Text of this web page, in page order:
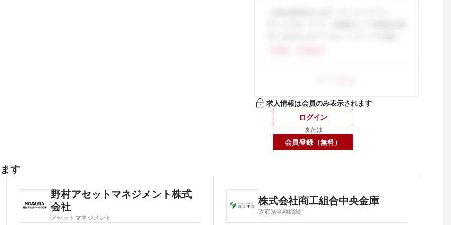
求人情報は会員のみ表示されます
ログイン
または
会員登録（無料）
す
野村アセットマネジメント株式
会社
アセットマネジメント
株式会社商工組合中央金庫
政府系金融機関